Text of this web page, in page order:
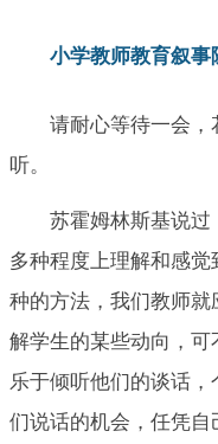
小学教师教育叙事
请耐心等待一会
听。
苏霍姆林斯基说过
多种程度上理解和感觉
种的方法，我们教师
解学生的某些动向，
乐于倾听他们的谈话
们说话的机会，任凭